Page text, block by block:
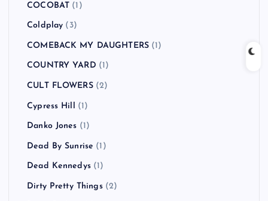
COCOBAT (1)
Coldplay (3)
COMEBACK MY DAUGHTERS (1)
COUNTRY YARD (1)
CULT FLOWERS(2)
Cypress Hill (1)
Danko Jones (1)
Dead By Sunrise (1)
Dead Kennedys(1)
Dirty Pretty Things(2)